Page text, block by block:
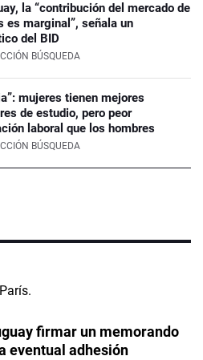
la “contribución del mercado de
es marginal”, señala un
del BID
BÚSQUEDA
mujeres tienen mejores
de estudio, pero peor
laboral que los hombres
BÚSQUEDA
firmar un memorando
eventual adhesión